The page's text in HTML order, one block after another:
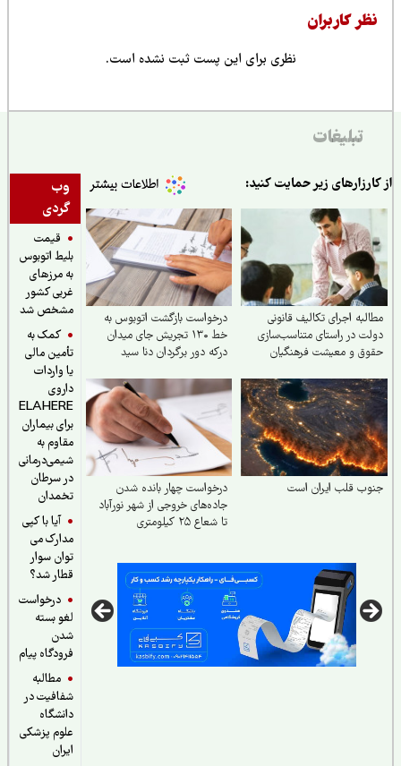
نظر کاربران
نظری برای این پست ثبت نشده است.
تبلیغات
وب
گردی
قیمت
بلیط اتوبوس
به مرزهای
غربی کشور
مشخص شد
کمک به
تأمین مالی
یا واردات
داروی
ELAHERE
برای بیماران
مقاوم به
شیمی‌درمانی
در سرطان
تخمدان
آیا با کپی
مدارک می
توان سوار
قطار شد؟
درخواست
لغو بسته
شدن
فرودگاه پیام
مطالبه
شفافیت در
دانشگاه
علوم پزشکی
ایران
از کارزارهای زیر حمایت کنید:
مطالبه اجرای تکالیف قانونی
دولت در راستای متناسب‌سازی
حقوق و معیشت فرهنگیان
درخواست بازگشت اتوبوس به
خط ۱۳۰ تجریش جای میدان
درکه دور برگردان دنا سید
جنوب قلب ایران است
درخواست چهار بانده شدن
جاده‌های خروجی از شهر نورآباد
تا شعاع ۲۵ کیلومتری